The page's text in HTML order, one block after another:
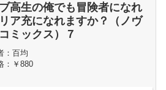
高生の俺でも冒険者になれ
ア充になれますか？（ノヴ
ミックス）７
： 百均
： ￥880